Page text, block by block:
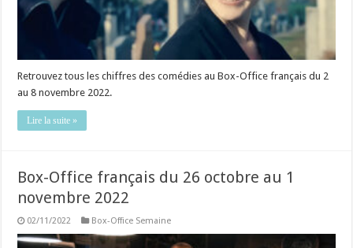
Retrouvez tous les chiffres des comédies au Box-Office français du 2
au 8 novembre 2022.
Lire la suite »
Box-Office français du 26 octobre au 1
novembre 2022
02/11/2022 Box-Office Semaine